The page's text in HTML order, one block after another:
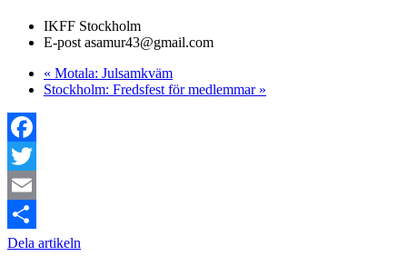
IKFF Stockholm
E-post asamur43@gmail.com
« Motala: Julsamkväm
Stockholm: Fredsfest för medlemmar »
Facebook
Twitter
Email
Dela artikeln